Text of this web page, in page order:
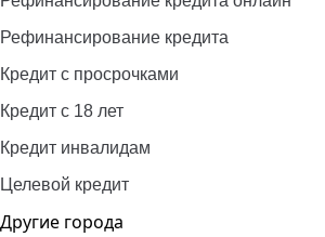
Рефинансирование кредита
Кредит с просрочками
Кредит с 18 лет
Кредит инвалидам
Целевой кредит
Другие города